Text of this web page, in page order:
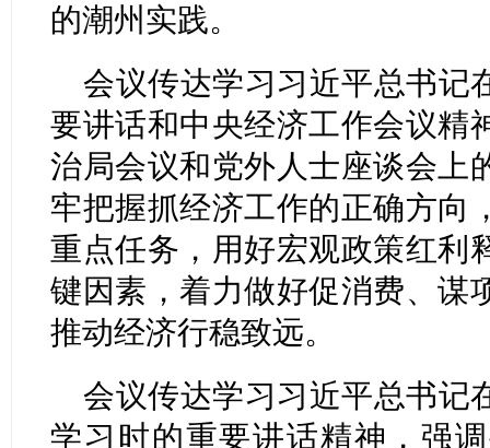
的潮州实践。
会议传达学习习近平总书记
要讲话和中央经济工作会议精
治局会议和党外人士座谈会上
牢把握抓经济工作的正确方向
重点任务，用好宏观政策红利
键因素，着力做好促消费、谋
推动经济行稳致远。
会议传达学习习近平总书记
学习时的重要讲话精神，强